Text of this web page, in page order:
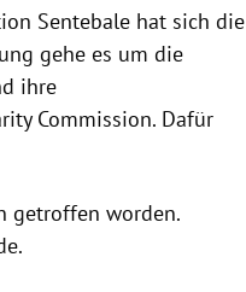
Sentebale hat sich die
gehe es um die
ihre
Commission. Dafür
getroffen worden.